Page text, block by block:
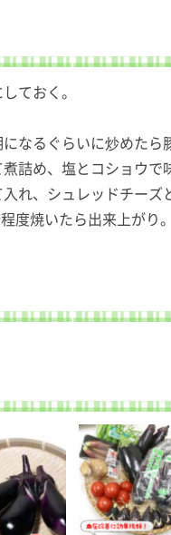
ておく。
なるぐらいに炒めたら
詰め、塩とコショウで
、シュレッドチーズ
度焼いたら出来上がり。